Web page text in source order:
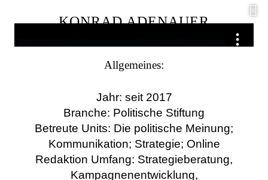
KONRAD ADENAUER
Allgemeines:
Jahr: seit 2017
Branche: Politische Stiftung
Betreute Units: Die politische Meinung;
Kommunikation; Strategie; Online
Redaktion Umfang: Strategieberatung,
Kampagnenentwicklung,